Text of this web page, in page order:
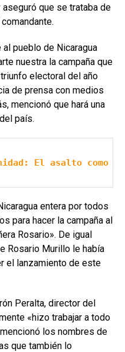
aseguró que se trataba de
pueblo de Nicaragua
nuestra la campaña que
electoral del año
de prensa con medios
mencionó que hará una
país.
El asalto como
entera por todos
para hacer la campaña al
Rosario». De igual
Rosario Murillo le había
el lanzamiento de este
Peralta, director del
«hizo trabajar a todo
los nombres de
que también lo